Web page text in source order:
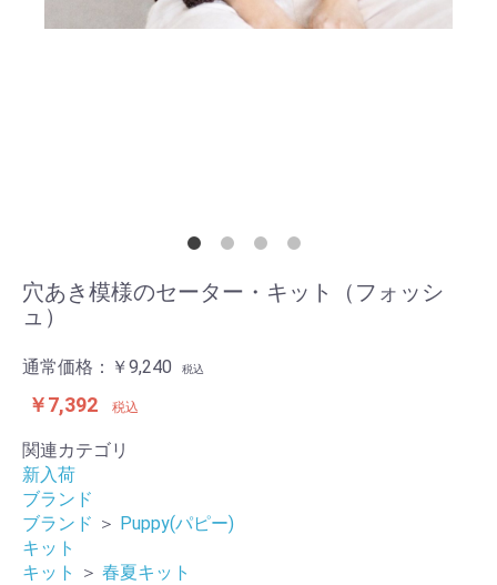
穴あき模様のセーター・キット（フォッシ
ュ）
通常価格： ￥9,240 税込
￥7,392 税込
関連カテゴリ
新入荷
ブランド
ブランド ＞ Puppy(パピー)
キット
キット
＞ 春夏キット